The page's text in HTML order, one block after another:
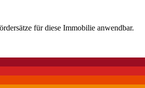
für diese Immobilie anwendbar.